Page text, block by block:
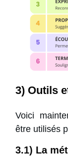
3) Outils
Voici
être utilisés
3.1) La